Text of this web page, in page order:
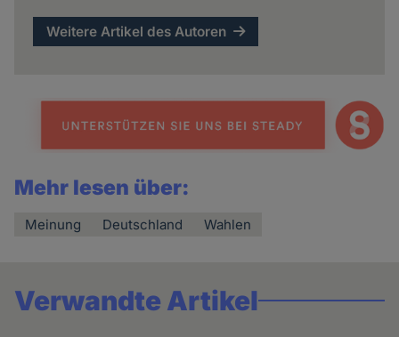
Weitere Artikel des Autoren
Mehr lesen über:
Meinung Deutschland Wahlen
Verwandte Artikel